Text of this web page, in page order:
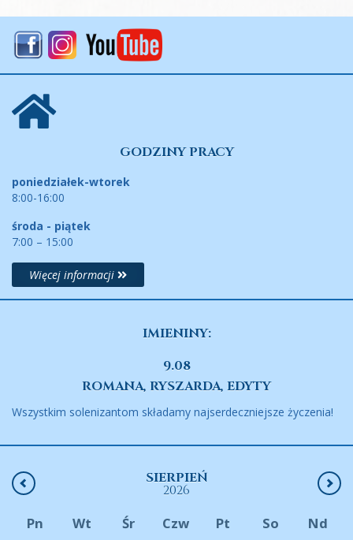
GODZINY PRACY
poniedziałek-wtorek
8:00-16:00
środa - piątek
7:00 – 15:00
Więcej informacji
IMIENINY:
9.08
ROMANA, RYSZARDA, EDYTY
Wszystkim solenizantom składamy najserdeczniejsze życzenia!
SIERPIEŃ
2026
Pn Wt Śr Czw Pt So Nd